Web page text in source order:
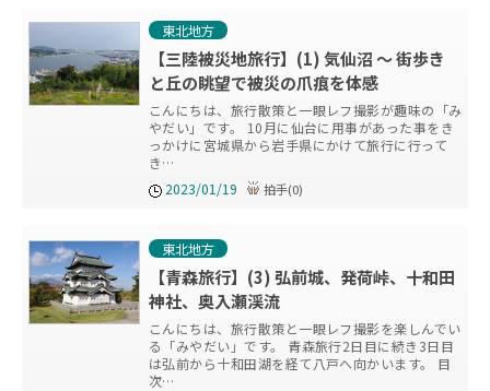
東北地方
【三陸被災地旅行】(1) 気仙沼 ～ 街歩き
と丘の眺望で被災の爪痕を体感
こんにちは、旅行散策と一眼レフ撮影が趣味の「み
やだい」です。 10月に仙台に用事があった事をき
っかけに宮城県から岩手県にかけて旅行に行って
き…
2023/01/19
拍手(0)
東北地方
【青森旅行】(3) 弘前城、発荷峠、十和田
神社、奥入瀬渓流
こんにちは、旅行散策と一眼レフ撮影を楽しんでい
る「みやだい」です。 青森旅行2日目に続き3日目
は弘前から十和田湖を経て八戸へ向かいます。 目
次…